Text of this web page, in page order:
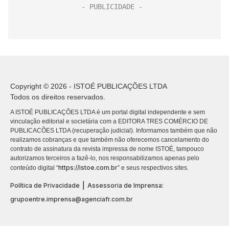
Copyright © 2026 - ISTOÉ PUBLICAÇÕES LTDA
Todos os direitos reservados.
A ISTOÉ PUBLICAÇÕES LTDA é um portal digital independente e sem
vinculação editorial e societária com a EDITORA TRES COMÉRCIO DE
PUBLICACÕES LTDA (recuperação judicial). Informamos também que não
realizamos cobranças e que também não oferecemos cancelamento do
contrato de assinatura da revista impressa de nome ISTOÉ, tampouco
autorizamos terceiros a fazê-lo, nos responsabilizamos apenas pelo
conteúdo digital “https://istoe.com.br” e seus respectivos sites.
Política de Privacidade
Assessoria de Imprensa:
grupoentre.imprensa@agenciafr.com.br